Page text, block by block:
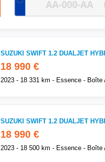
SUZUKI SWIFT 1.2 DUALJET
18 990 €
2023 - 18 331 km - Essence - Boîte
SUZUKI SWIFT 1.2 DUALJET
18 990 €
2023 - 18 500 km - Essence - Boîte